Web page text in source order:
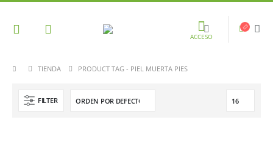
ACCESO
TIENDA PRODUCT TAG - PIEL MUERTA PIES
FILTER